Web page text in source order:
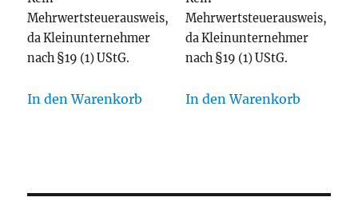
Mehrwertsteuerausweis,
da Kleinunternehmer
nach §19 (1) UStG.
In den Warenkorb
Mehrwertsteuerausweis,
da Kleinunternehmer
nach §19 (1) UStG.
In den Warenkorb